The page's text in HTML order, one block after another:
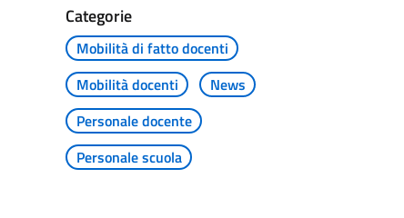
Categorie
Mobilità di fatto docenti
Mobilità docenti
News
Personale docente
Personale scuola